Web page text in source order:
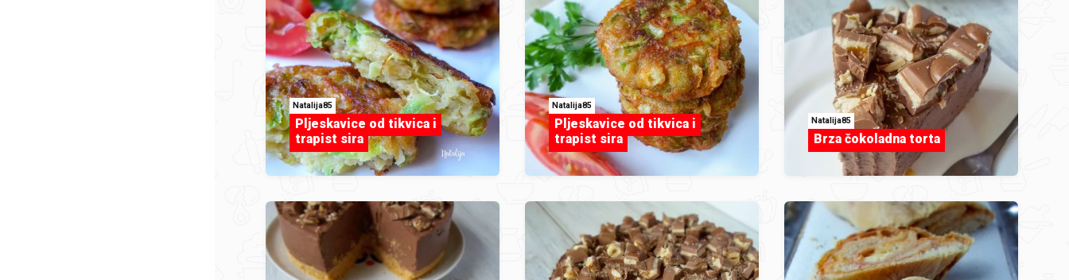
Natalija85
Pljeskavice od tikvica i
trapist sira
Natalija85
Pljeskavice od tikvica i
trapist sira
Natalija85
Brza čokoladna torta